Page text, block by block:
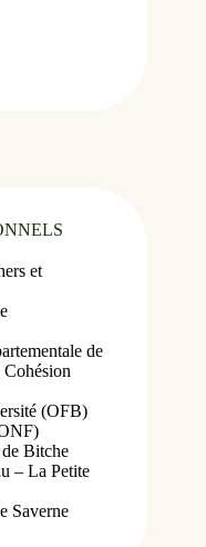
et
de
Cohésion
(OFB)
Bitche
– La Petite
Saverne